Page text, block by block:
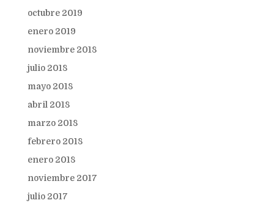
octubre 2019
enero 2019
noviembre 2018
julio 2018
mayo 2018
abril 2018
marzo 2018
febrero 2018
enero 2018
noviembre 2017
julio 2017